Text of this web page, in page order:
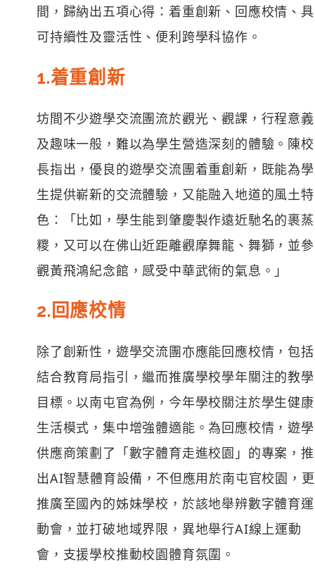
間，歸納出五項心得：着重創新、回應校情、具
可持續性及靈活性、便利跨學科協作。
1.着重創新
坊間不少遊學交流團流於觀光、觀課，行程意義
及趣味一般，難以為學生營造深刻的體驗。陳校
長指出，優良的遊學交流團着重創新，既能為學
生提供嶄新的交流體驗，又能融入地道的風土特
色：「比如，學生能到肇慶製作遠近馳名的裹蒸
糭，又可以在佛山近距離觀摩舞龍、舞獅，並參
觀黃飛鴻紀念館，感受中華武術的氣息。」
2.回應校情
除了創新性，遊學交流團亦應能回應校情，包括
結合教育局指引，繼而推廣學校學年關注的教學
目標。以南屯官為例，今年學校關注於學生健康
生活模式，集中增強體適能。為回應校情，遊學
供應商策劃了「數字體育走進校園」的專案，推
出AI智慧體育設備，不但應用於南屯官校園，更
推廣至國內的姊妹學校，於該地舉辨數字體育運
動會，並打破地域界限，異地舉行AI線上運動
會，支援學校推動校園體育氛圍。